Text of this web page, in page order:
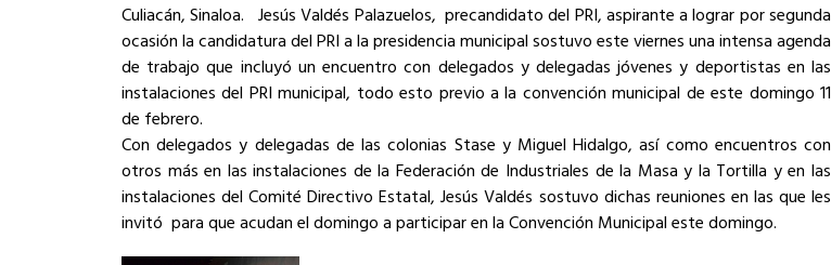
Culiacán, Sinaloa. Jesús Valdés Palazuelos, precandidato del PRI, aspirante a lograr por segunda
ocasión la candidatura del PRI a la presidencia municipal sostuvo este viernes una intensa agenda
de trabajo que incluyó un encuentro con delegados y delegadas jóvenes y deportistas en las
instalaciones del PRI municipal, todo esto previo a la convención municipal de este domingo 11
de febrero.
Con delegados y delegadas de las colonias Stase y Miguel Hidalgo, así como encuentros con
otros más en las instalaciones de la Federación de Industriales de la Masa y la Tortilla y en las
instalaciones del Comité Directivo Estatal, Jesús Valdés sostuvo dichas reuniones en las que les
invitó para que acudan el domingo a participar en la Convención Municipal este domingo.